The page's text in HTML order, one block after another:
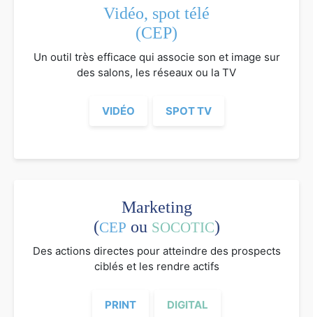
Vidéo, spot télé
(CEP)
Un outil très efficace qui associe son et image sur
des salons, les réseaux ou la TV
VIDÉO SPOT TV
Marketing
(CEP ou SOCOTIC)
Des actions directes pour atteindre des prospects
ciblés et les rendre actifs
PRINT DIGITAL